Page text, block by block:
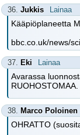
36. Jukkis Lainaa
Kääpiöplaneetta
bbc.co.uk/news/
37. Eki Lainaa
Avarassa
RUOHOSTOMAA.
38. Marco Poloinen
OHRATTO